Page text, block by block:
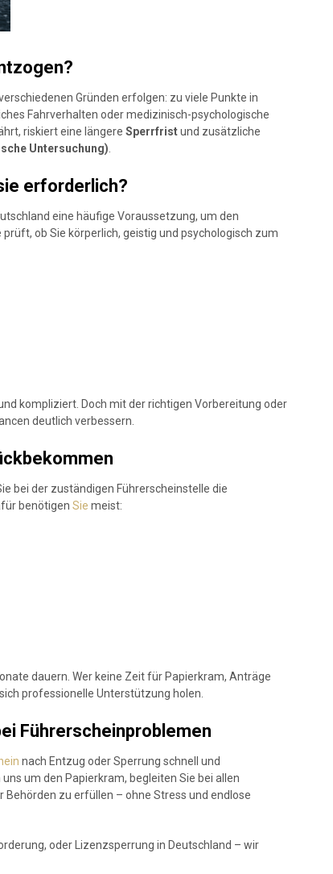
Gründen erfolgen: zu viele Punkte in
Fahrverhalten oder medizinisch-psychologische
riskiert eine längere Sperrfristund zusätzliche
Untersuchung)
erforderlich?
eine häufige Voraussetzung, um den
ob Sie körperlich, geistig und psychologisch zum
kompliziert. Doch mit der richtigen Vorbereitung oder
deutlich verbessern.
bei der zuständigen Führerscheinstelle die
benötigen Sie meist:
dauern. Wer keine Zeit für Papierkram, Anträge
professionelle Unterstützung holen.
Führerscheinproblemen
nach Entzug oder Sperrung schnell und
um den Papierkram, begleiten Sie bei allen
zu erfüllen – ohne Stress und endlose
oder Lizenzsperrung in Deutschland – wir